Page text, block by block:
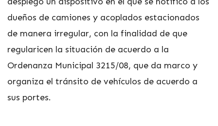
dueños de camiones y acoplados estacionados
de manera irregular, con la finalidad de que
regularicen la situación de acuerdo a la
Ordenanza Municipal 3215/08, que da marco y
organiza el tránsito de vehículos de acuerdo a
sus portes.